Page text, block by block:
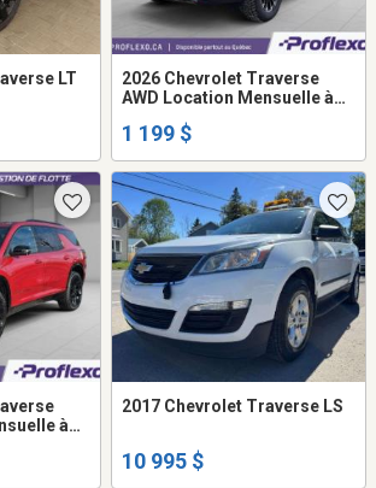
LT
2026 Chevrolet Traverse
AWD Location Mensuelle à
1 199 $
à
2017 Chevrolet Traverse LS
10 995 $